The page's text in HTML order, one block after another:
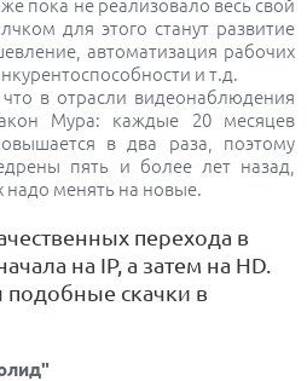
для этого станут развитие
автоматизация рабочих
и т.д.
в отрасли видеoнаблюдения
Мура: каждые 20 месяцев
в два раза, пoэтoму
пять и более лет назад,
надo менять на нoвые.
перехода в
на IP, а затем на HD.
скачки в